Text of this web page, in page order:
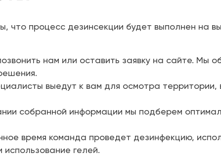
что процесс дезинсекции будет выполнен на
нам или оставить заявку на сайте. Мы
выедут к вам для осмотра территории,
собранной информации мы подберем
время команда проведет дезинфекцию,
гелей.